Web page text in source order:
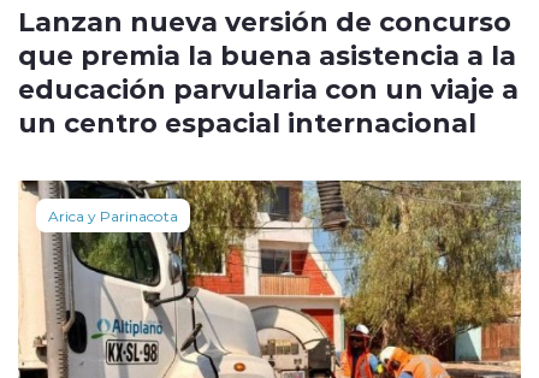
Lanzan nueva versión de concurso
que premia la buena asistencia a la
educación parvularia con un viaje a
un centro espacial internacional
Arica y Parinacota